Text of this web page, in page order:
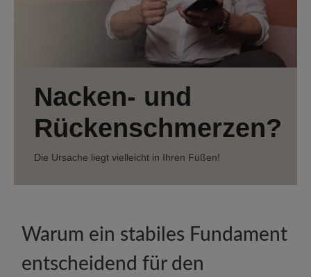
Nacken- und
Rückenschmerzen?
Die Ursache liegt vielleicht in Ihren Füßen!
Warum ein stabiles Fundament
entscheidend für den